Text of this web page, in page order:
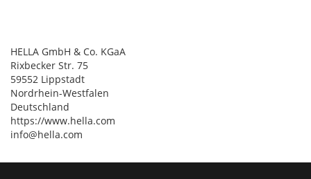
HELLA GmbH & Co. KGaA
Rixbecker Str. 75
59552 Lippstadt
Nordrhein-Westfalen
Deutschland
https://www.hella.com
info@hella.com